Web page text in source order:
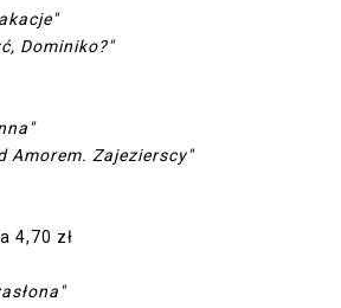
Dominiko?"
Amorem. Zajezierscy"
4,70 zł